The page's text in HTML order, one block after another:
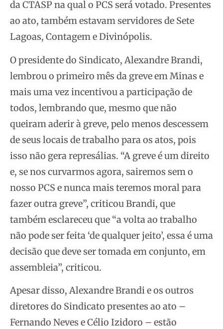
daCTASP na qual o PCS será votado. Presentes
ao ato, também estavam servidores de Sete
Lagoas, Contagem e Divinópolis.
O presidente do Sindicato, Alexandre Brandi,
lembrou o primeiro mês da greve em Minas e
mais uma vez incentivou a participação de
todos, lembrando que, mesmo que não
queiram aderir à greve, pelo menos descessem
de seus locais de trabalho para os atos, pois
isso não gera represálias. “A greve é um direito
e, se nos curvarmos agora, sairemos sem o
nosso PCS e nunca mais teremos moral para
fazer outra greve”, criticou Brandi, que
também esclareceu que “a volta ao trabalho
não pode ser feita ‘de qualquer jeito’, essa é uma
decisão que deve ser tomada em conjunto, em
assembleia”, criticou.
Apesar disso, Alexandre Brandi e os outros
diretores do Sindicato presentes ao ato –
Fernando Neves e Célio Izidoro – estão